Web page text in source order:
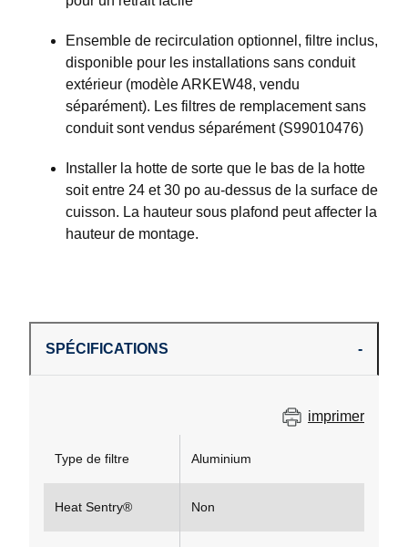
Ensemble de recirculation optionnel, filtre inclus,
disponible pour les installations sans conduit
extérieur (modèle ARKEW48, vendu
séparément). Les filtres de remplacement sans
conduit sont vendus séparément (S99010476)
Installer la hotte de sorte que le bas de la hotte
soit entre 24 et 30 po au-dessus de la surface de
cuisson. La hauteur sous plafond peut affecter la
hauteur de montage.
SPÉCIFICATIONS
imprimer
Type de filtre Aluminium
Heat Sentry® Non